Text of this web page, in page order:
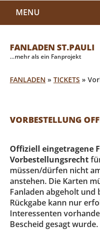
MENU
FANLADEN ST.PAULI
…mehr als ein Fanprojekt
FANLADEN » TICKETS »
VORBESTELLUNG
Offiziell eingetragene
Vorbestellungsrecht
müssen/dürfen nicht
anstehen. Die Karten
Fanladen abgeholt und
Rückgabe kann nur
Interessenten
Bescheid gesagt wurde.